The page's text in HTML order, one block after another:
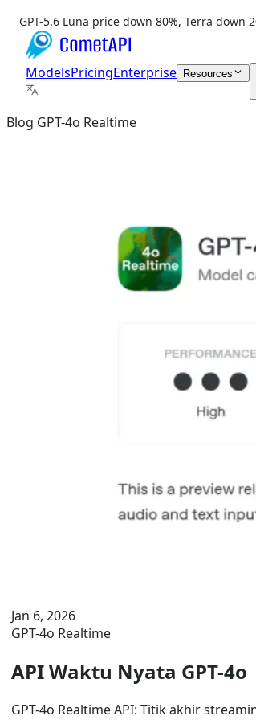
GPT-5.6 Luna price down 80%, Terra down
ModelsPricingEnterprise Resources
Blog GPT-4o Realtime
Jan 6, 2026
GPT-4o Realtime
API Waktu Nyata GPT-4o
GPT-4o Realtime API: Titik akhir